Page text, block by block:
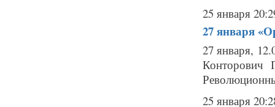
25 января
27 января
27 января,
Конторович
25 января